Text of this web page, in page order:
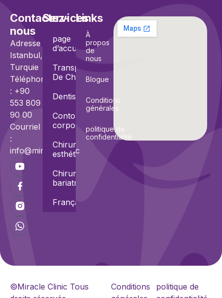
Contactez-
nous
Adresse :
Istanbul,
Turquie
Téléphone
: +90
553 809
90 00
Courriel
:
info@miracle.clinic
Services
page
d’accueil
Transplantation
De Cheveux
Dentisterie
Contourage
corporel
Chirurgies
esthétiques
Chirurgies
bariatriques
Français
Links
À
propos
de
nous
Blogue
Conditions
générales
politique de
confidentialité
©Miracle Clinic Tous
Conditions
politique de